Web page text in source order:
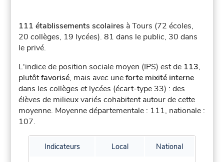
111 établissements scolaires à Tours (72 écoles,
20 collèges, 19 lycées).81 dans le public, 30 dans
le privé.
L'indice de position sociale moyen (IPS) est de 113,
plutôtfavorisé, mais avec uneforte mixité interne
dans les collèges et lycées (écart-type 33) : des
élèves de milieux variés cohabitent autour de cette
moyenne. Moyenne départementale : 111, nationale :
107.
Indicateurs Local National